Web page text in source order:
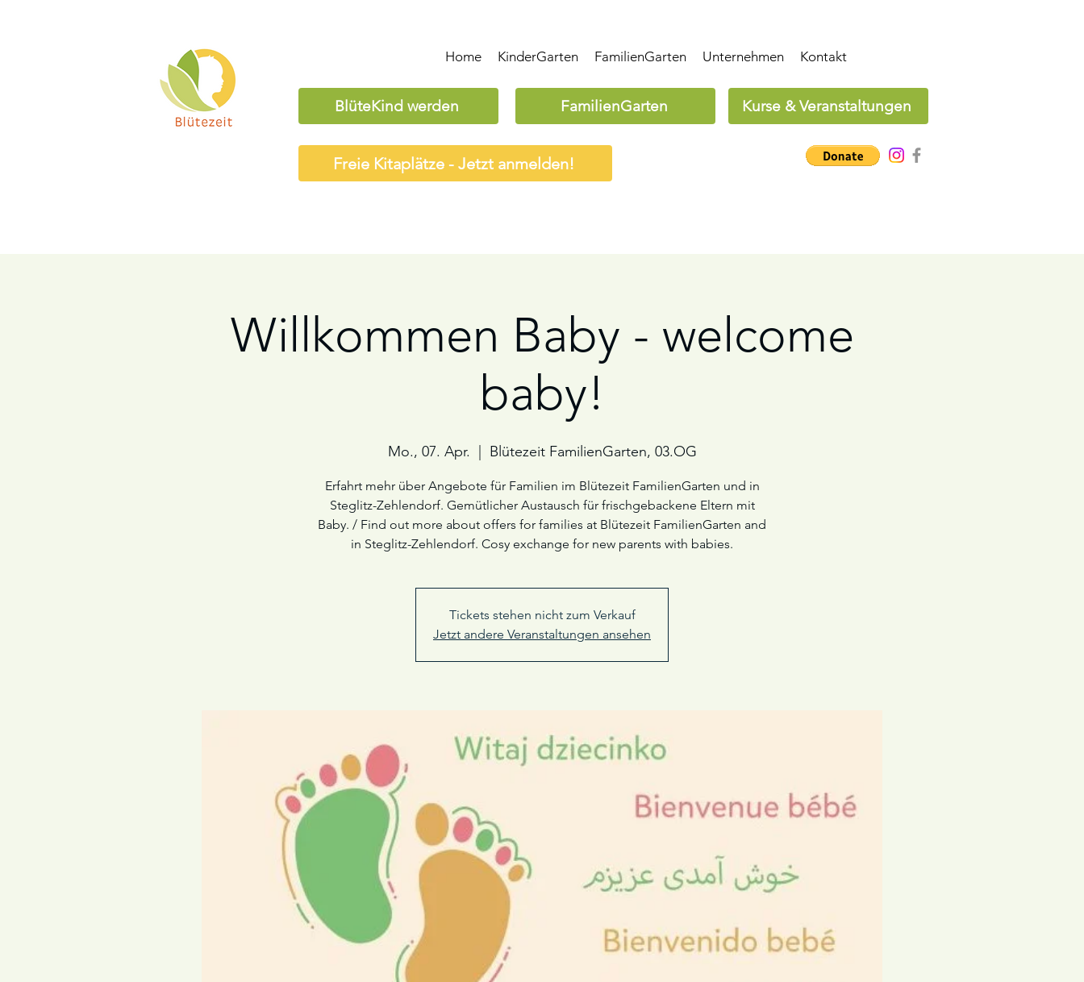
Home KinderGarten FamilienGarten Unternehmen Kontakt
BlüteKind werden FamilienGarten Kurse & Veranstaltungen
Freie Kitaplätze - Jetzt anmelden!
Willkommen Baby - welcome
baby!
Mo., 07. Apr. Blütezeit FamilienGarten, 03.OG
Erfahrt mehr über Angebote für Familien im Blütezeit FamilienGarten und in
Steglitz-Zehlendorf. Gemütlicher Austausch für frischgebackene Eltern mit
Baby. / Find out more about offers for families at Blütezeit FamilienGarten and
in Steglitz-Zehlendorf. Cosy exchange for new parents with babies.
Tickets stehen nicht zum Verkauf
Jetzt andere Veranstaltungen ansehen